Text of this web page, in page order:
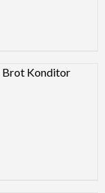
Image